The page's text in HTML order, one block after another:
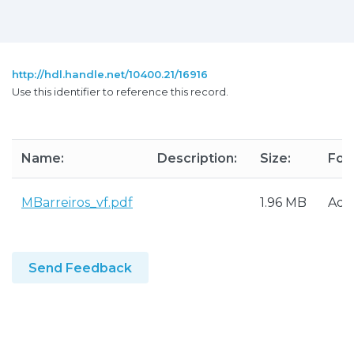
http://hdl.handle.net/10400.21/16916
Use this identifier to reference this record.
Name: Description: Size:
MBarreiros_vf.pdf 1.96 MB
Send Feedback